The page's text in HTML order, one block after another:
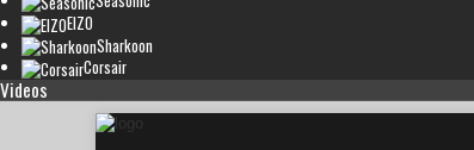
EIZO
Sharkoon
Corsair
Videos